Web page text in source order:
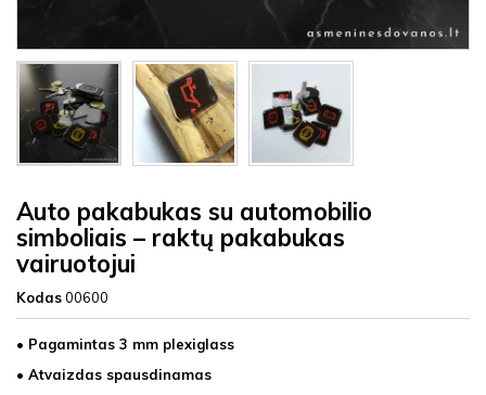
Auto pakabukas su automobilio
simboliais – raktų pakabukas
vairuotojui
Kodas00600
• Pagamintas 3 mm plexiglass
• Atvaizdas spausdinamas